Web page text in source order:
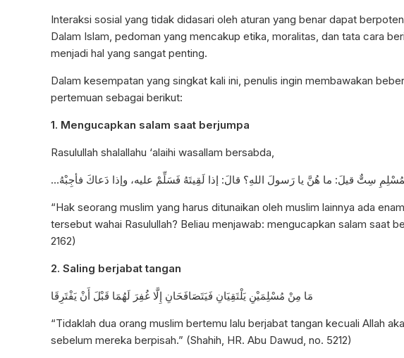
Interaksi sosial yang tidak didasari oleh aturan yang benar dapat
Dalam Islam, pedoman yang mencakup etika, moralitas, dan tata cara
menjadi hal yang sangat penting.
Dalam kesempatan yang singkat kali ini, penulis ingin membawakan
pertemuan sebagai berikut:
1. Mengucapkan salam saat berjumpa
Rasulullah shalallahu ‘alaihi wasallam bersabda,
سِتٌّ قيلَ: ما هُنَّ يا رَسولَ اللهِ؟ قالَ: إذا لَقِيتَهُ فَسَلِّمْ عليه، وإذا دَعاكَ فأجِبْهُ
“Hak seorang muslim yang harus ditunaikan oleh muslim lainnya ada
tersebut wahai Rasulullah? Beliau menjawab: mengucapkan salam saat
2162)
2. Saling berjabat tangan
مَا مِنْ مُسْلِمَيْنِ يَلْتَقِيَانِ فَيَتَصَافَحَانِ إِلَّا غُفِرَ لَهُمَا قَبْلَ أَنْ يَفْتَرِقَا
“Tidaklah dua orang muslim bertemu lalu berjabat tangan kecuali Allah
sebelum mereka berpisah.” (Shahih, HR. Abu Dawud, no. 5212)